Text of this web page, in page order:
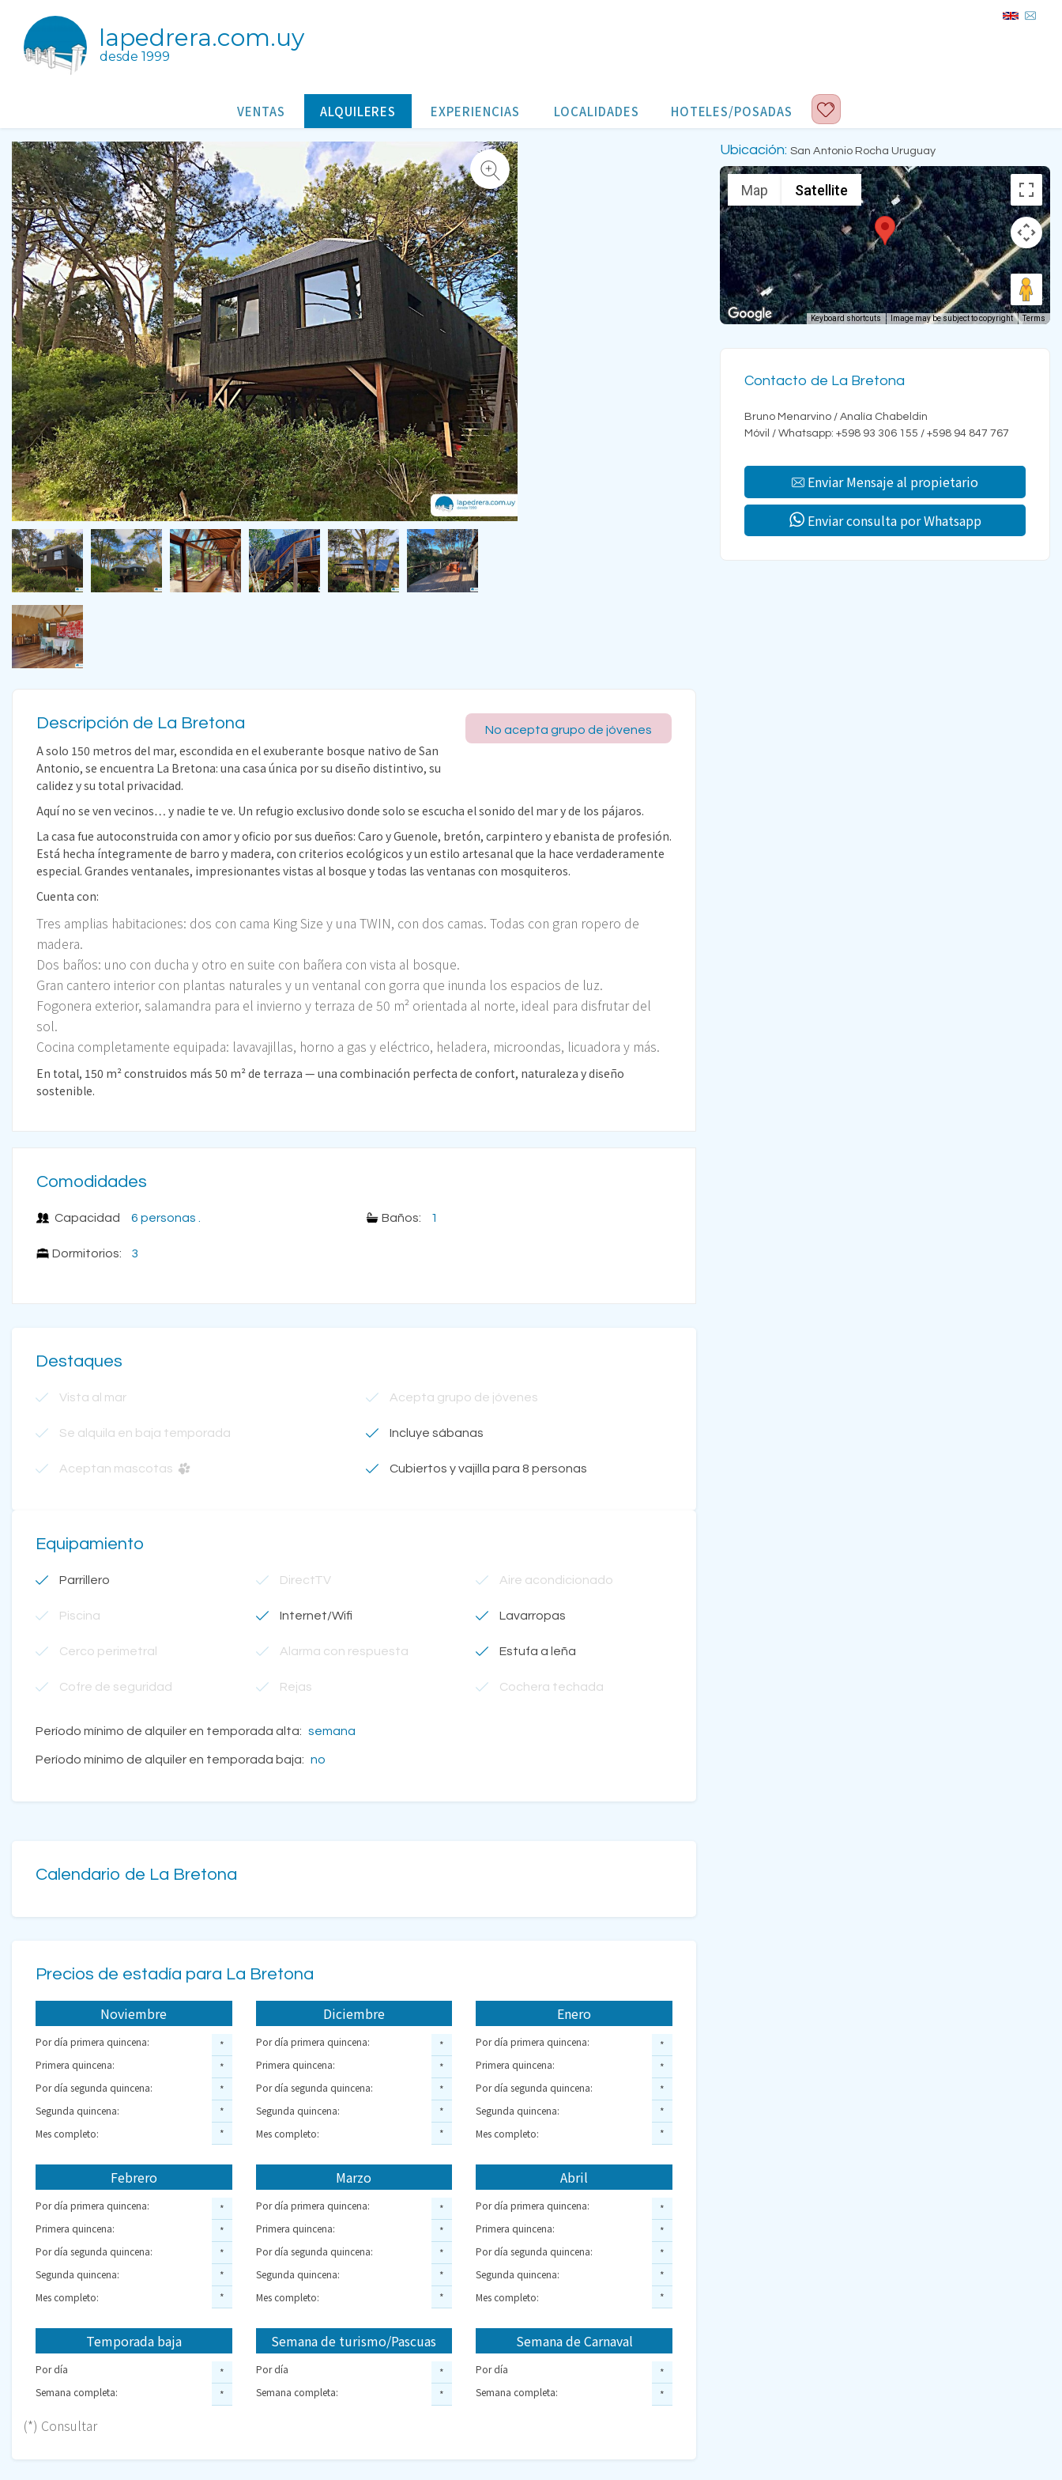
lapedrera.com.uy
desde 1999
VENTAS ALQUILERES EXPERIENCIAS LOCALIDADES HOTELES/POSADAS
La Bretona
No acepta grupo de jóvenes
Descripción de La Bretona
A solo 150 metros del mar, escondida en el exuberante bosque nativo de San
Antonio, se encuentra La Bretona: una casa única por su diseño distintivo, su
calidez y su total privacidad.
Aquí no se ven vecinos… y nadie te ve. Un refugio exclusivo donde solo se escucha el sonido del mar y de los pájaros.
La casa fue autoconstruida con amor y oficio por sus dueños: Caro y Guenole, bretón, carpintero y ebanista de profesión.
Está hecha íntegramente de barro y madera, con criterios ecológicos y un estilo artesanal que la hace verdaderamente
especial. Grandes ventanales, impresionantes vistas al bosque y todas las ventanas con mosquiteros.
Cuenta con:
Tres amplias habitaciones: dos con cama King Size y una TWIN, con dos camas. Todas con gran ropero de
madera.
Dos baños: uno con ducha y otro en suite con bañera con vista al bosque.
Gran cantero interior con plantas naturales y un ventanal con gorra que inunda los espacios de luz.
Fogonera exterior, salamandra para el invierno y terraza de 50 m² orientada al norte, ideal para disfrutar del
sol.
Cocina completamente equipada: lavavajillas, horno a gas y eléctrico, heladera, microondas, licuadora y más.
En total, 150 m² construidos más 50 m² de terraza — una combinación perfecta de confort, naturaleza y diseño
sostenible.
Comodidades
Capacidad
Dormitorios:
6 personas .
3
Baños: 1
Destaques
Vista al mar
Se alquila en baja temporada
Aceptan mascotas
Acepta grupo de jóvenes
Incluye sábanas
Cubiertos y vajilla para 8 personas
Equipamiento
Parrillero
Piscina
Cerco perimetral
Cofre de seguridad
DirectTV
Internet/Wifi
Alarma con respuesta
Rejas
Aire acondicionado
Lavarropas
Estufa a leña
Cochera techada
Período mínimo de alquiler en temporada alta: semana
Período mínimo de alquiler en temporada baja: no
Calendario de La Bretona
Precios de estadía para La Bretona
Noviembre
Por día primera quincena:
Primera quincena:
Por día segunda quincena:
Segunda quincena:
Mes completo:
*
*
*
*
*
Diciembre
Por día primera quincena:
Primera quincena:
Por día segunda quincena:
Segunda quincena:
Mes completo:
*
*
*
*
*
Enero
Por día primera quincena:
Primera quincena:
Por día segunda quincena:
Segunda quincena:
Mes completo:
*
*
*
*
*
Febrero
Por día primera quincena:
Primera quincena:
Por día segunda quincena:
Segunda quincena:
Mes completo:
*
*
*
*
*
Marzo
Por día primera quincena:
Primera quincena:
Por día segunda quincena:
Segunda quincena:
Mes completo:
*
*
*
*
*
Abril
Por día primera quincena:
Primera quincena:
Por día segunda quincena:
Segunda quincena:
Mes completo:
*
*
*
*
*
Temporada baja
Por día
Semana completa:
*
*
Semana de turismo/Pascuas
Por día
Semana completa:
*
*
Semana de Carnaval
Por día
Semana completa:
*
*
(*) Consultar
Ubicación: San Antonio Rocha Uruguay
Map Satellite
Keyboard shortcuts Image may be subject to copyright Terms
Contacto de La Bretona
Bruno Menarvino / Analía Chabeldin
Móvil / Whatsapp: +598 93 306 155 / +598 94 847 767
Enviar Mensaje al propietario
Enviar consulta por Whatsapp